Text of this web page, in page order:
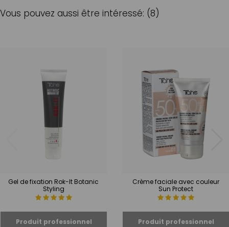
Vous pouvez aussi être intéressé: (8)
Gel de fixation Rok-It Botanic
Styling
Crème faciale avec couleur
Sun Protect